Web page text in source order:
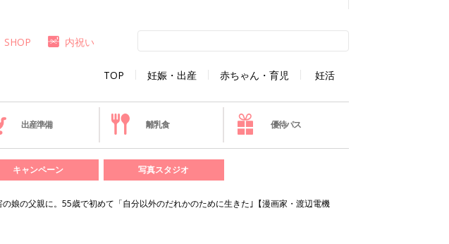
TOP 妊娠・出産 赤ちゃん・育児 妊活
SHOP 内祝い
出産準備 離乳食 優待パス
キャンペーン 写真スタジオ
娘の父親に。55歳で初めて「自分以外のだれかのために生きた｣【漫画家・渡辺電機